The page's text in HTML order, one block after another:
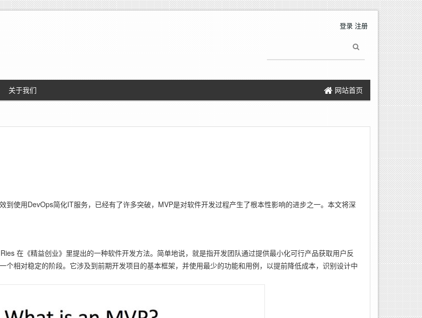
登录 注册
关于我们 网站首页
到使用DevOps简化IT服务，已经有了许多突破，MVP是对软件开发过程产生了根本性影响的进步之一。本文将深
在《精益创业》里提出的一种软件开发方法。简单地说，就是指开发团队通过提供最小化可行产品获取用户反
相对稳定的阶段。它涉及到前期开发项目的基本框架，并使用最少的功能和用例，以提前降低成本，识别设计中